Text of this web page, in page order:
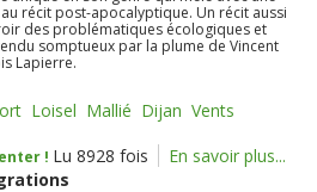
récit post-apocalyptique. Un récit aussi
des problématiques écologiques et
somptueux par la plume de Vincent
Lapierre.
Loisel Mallié Dijan Vents
! Lu 8928 fois
En savoir plus...